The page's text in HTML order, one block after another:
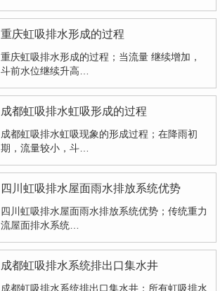
重庆虹吸排水形成的过程
重庆虹吸排水形成的过程；当流量 继续增加，
斗前水位继续升高…
成都虹吸排水虹吸形成的过程
成都虹吸排水虹吸现象的形成过程；在降雨初
期，流量较小，斗…
四川虹吸排水屋面雨水排放系统优势
四川虹吸排水屋面雨水排放系统优势；传统重力
流屋面排水系统…
成都虹吸排水系统排出口集水井
成都虹吸排水系统排出口集水井；所有虹吸排水